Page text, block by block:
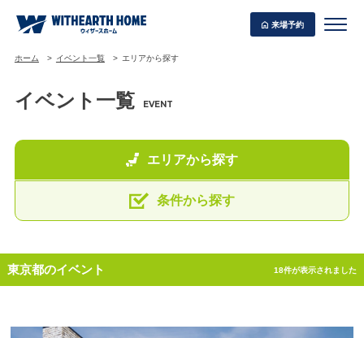
来場予約
WITHEARTH HOME の BEST PLAN
ホーム イベント一覧 エリアから探す
イベント一覧 EVENT
エリアから探す
条件から探す
東京都のイベント 18件が表示されました
移住相談会
エリアをお選びください